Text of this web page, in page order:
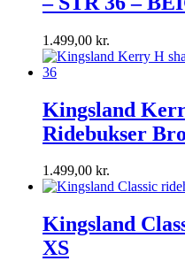
1.499,00 kr.
Kingsland
Ridebukser
1.499,00 kr.
Kingsland
XS